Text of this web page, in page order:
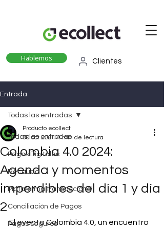
Clientes
Hablemos
Entrada
Todas las entradas
Pagos Digitales
Recaudo
Plataforma transaccional
Conciliación de Pagos
Pagos seguros
Todas las entradas
Colombia 4.0 2024:
Agenda y momentos
imperdibles del día 1 y día
2
Producto ecollect
30 oct 2024 4 min de lectura
El evento Colombia 4.0, un encuentro